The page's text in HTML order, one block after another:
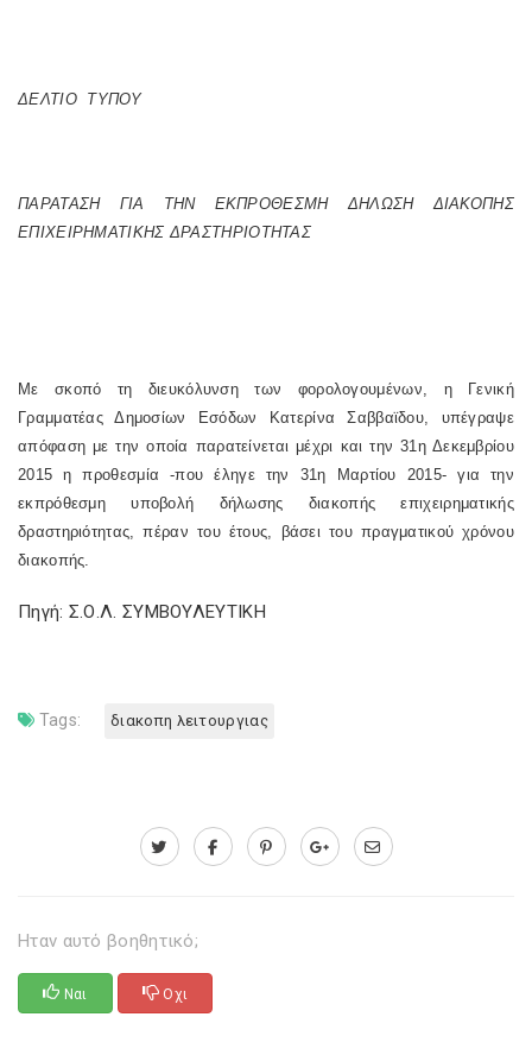
ΔΕΛΤΙΟ ΤΥΠΟΥ
ΠΑΡΑΤΑΣΗ ΓΙΑ ΤΗΝ ΕΚΠΡΟΘΕΣΜΗ ΔΗΛΩΣΗ ΔΙΑΚΟΠΗΣ
ΕΠΙΧΕΙΡΗΜΑΤΙΚΗΣ ΔΡΑΣΤΗΡΙΟΤΗΤΑΣ
Με σκοπό τη διευκόλυνση των φορολογουμένων, η Γενική
Γραμματέας Δημοσίων Εσόδων Κατερίνα Σαββαϊδου, υπέγραψε
απόφαση με την οποία παρατείνεται μέχρι και την 31η Δεκεμβρίου
2015 η προθεσμία -που έληγε την 31η Μαρτίου 2015- για την
εκπρόθεσμη υποβολή δήλωσης διακοπής επιχειρηματικής
δραστηριότητας, πέραν του έτους, βάσει του πραγματικού χρόνου
διακοπής.
Πηγή: Σ.Ο.Λ. ΣΥΜΒΟΥΛΕΥΤΙΚΗ
Tags: διακοπη λειτουργιας
Ηταν αυτό βοηθητικό;
Ναι Οχι